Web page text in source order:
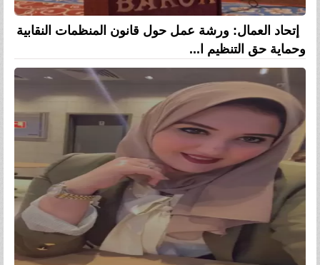
إتحاد العمال: ورشة عمل حول قانون المنظمات النقابية
وحماية حق التنظيم ا...